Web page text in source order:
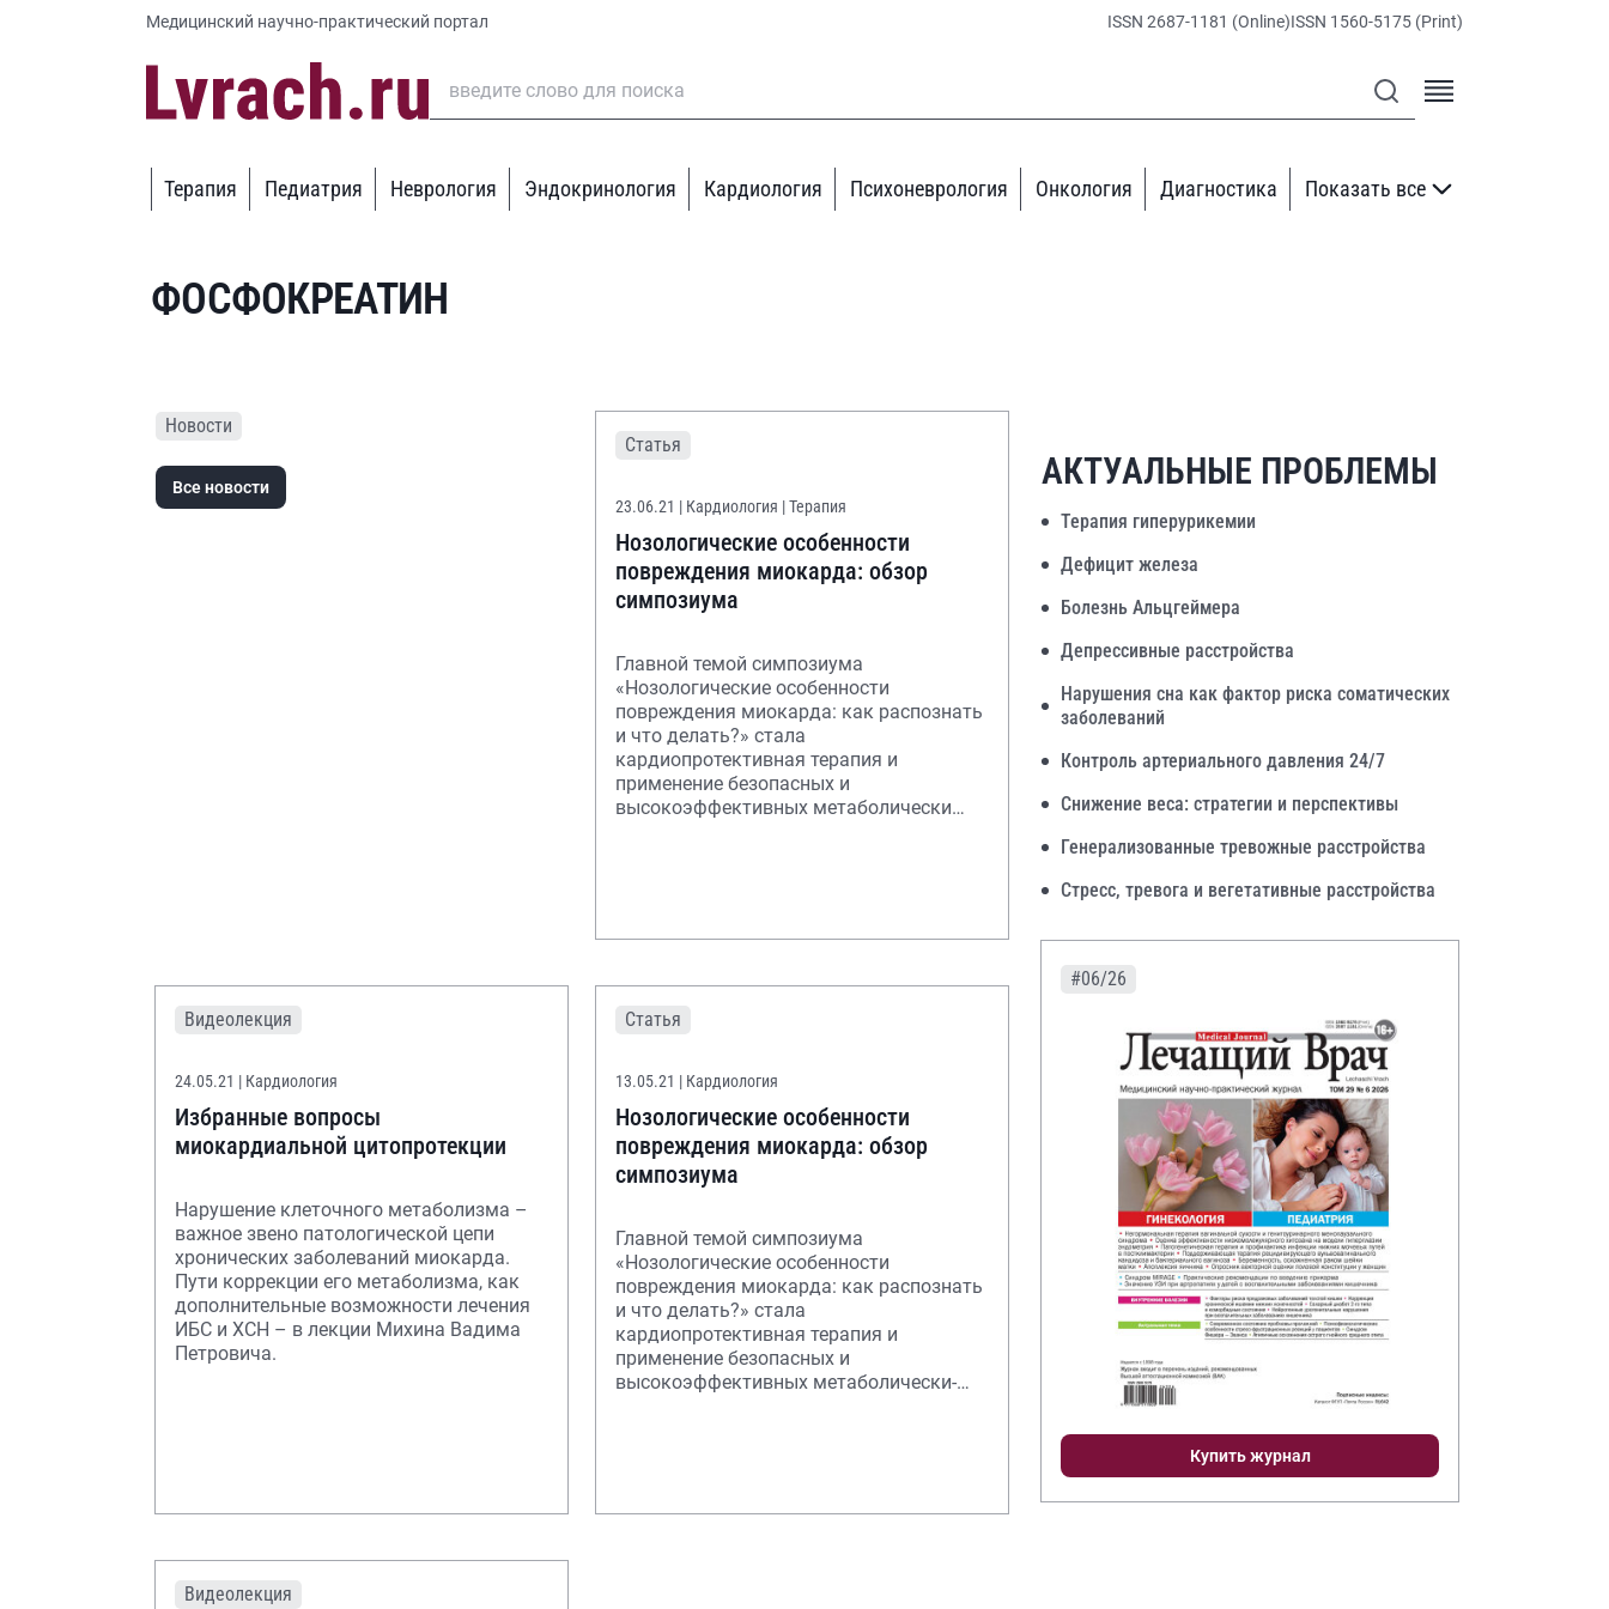
Медицинский научно-практический портал ISSN 2687-1181 (Online)ISSN 1560-5175 (Print)
Терапия Педиатрия Неврология Эндокринология Кардиология Психоневрология Онкология Диагностика Показать все
ФОСФОКРЕАТИН
Новости
Все новости
Статья
23.06.21 | Кардиология | Терапия
Нозологические особенности
повреждения миокарда: обзор
симпозиума
Главной темой симпозиума
«Нозологические особенности
повреждения миокарда: как распознать
и что делать?» стала
кардиопротективная терапия и
применение безопасных и
высокоэффективных метаболически
Видеолекция
24.05.21 | Кардиология
Избранные вопросы
миокардиальной цитопротекции
Нарушение клеточного метаболизма –
важное звено патологической цепи
хронических заболеваний миокарда.
Пути коррекции его метаболизма, как
дополнительные возможности лечения
ИБС и ХСН – в лекции Михина Вадима
Петровича.
Статья
13.05.21 | Кардиология
Нозологические особенности
повреждения миокарда: обзор
симпозиума
Главной темой симпозиума
«Нозологические особенности
повреждения миокарда: как распознать
и что делать?» стала
кардиопротективная терапия и
применение безопасных и
высокоэффективных метаболически-
Видеолекция
АКТУАЛЬНЫЕ ПРОБЛЕМЫ
Терапия гиперурикемии
Дефицит железа
Болезнь Альцгеймера
Депрессивные расстройства
Нарушения сна как фактор риска соматических
заболеваний
Контроль артериального давления 24/7
Снижение веса: стратегии и перспективы
Генерализованные тревожные расстройства
Стресс, тревога и вегетативные расстройства
#06/26
Купить журнал